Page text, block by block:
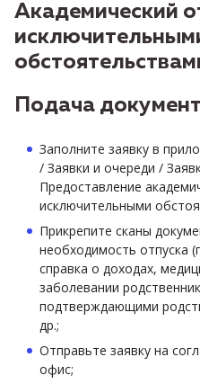
Академический
Подача
Заполните заявку в
/ Заявки и очереди /
Предоставление
исключительными
Прикрепите сканы
необходимость отпуска
справка о доходах,
заболевании
подтверждающими
др.;
Отправьте заявку на
офис;